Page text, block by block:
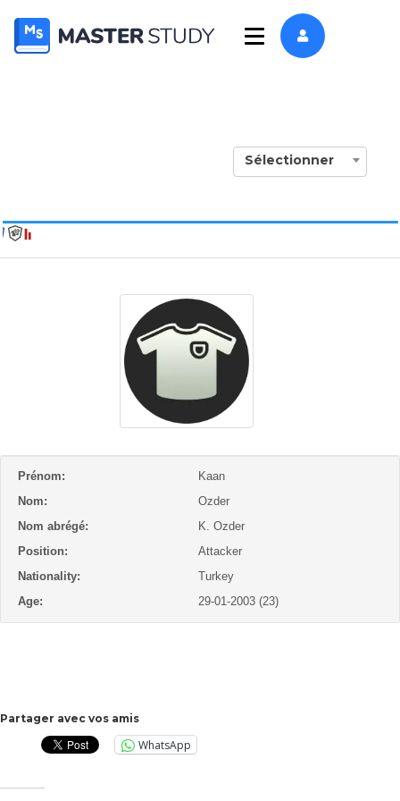
Sélectionner
Prénom:
Kaan
Nom:
Ozder
Nom abrégé:
K. Ozder
Position:
Attacker
Nationality:
Turkey
Age:
29-01-2003 (23)
Partager avec vos amis
WhatsApp